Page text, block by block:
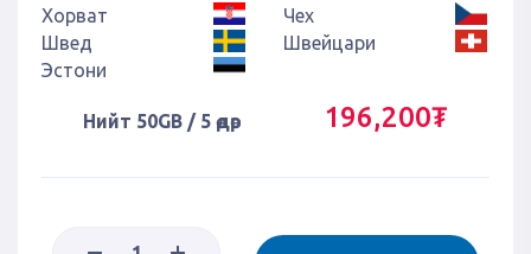
Хорват
Чех
Швед
Швейцари
Эстони
Нийт 50GB / 5 өдөр 196,200₮